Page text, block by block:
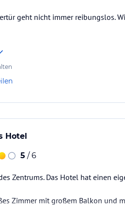
geht nicht immer reibungslos.
Hotel
5 / 6
Zentrums. Das Hotel hat einen
Zimmer mit großem Balkon und